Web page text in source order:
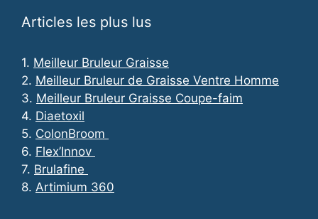
Articles les plus lus
1. Meilleur Bruleur Graisse
2. Meilleur Bruleur de Graisse Ventre Homme
3. Meilleur Bruleur Graisse Coupe-faim
4. Diaetoxil
5. ColonBroom
6. Flex’Innov
7. Brulafine
8. Artimium 360